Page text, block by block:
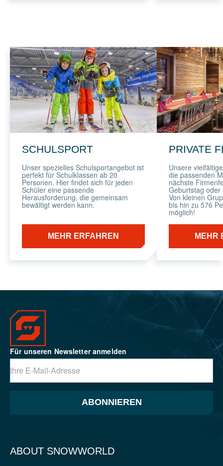
SCHULSPORT
Unser spezielles Schulsportangebot ist
perfekt für Schulklassen ab 20
Personen. Hier findet sich für jeden
Schüler eine passende
Herausforderung, die gemeinsam
bewältigt werden kann.
MEHR ERFAHREN
PRIVATE
Unsere
die passenden
nächste
Geburtstag
Von kleinen
bis hin zu 576
möglich!
MEHR
Für unseren Newsletter anmelden
ABONNIEREN
ABOUT SNOWWORLD